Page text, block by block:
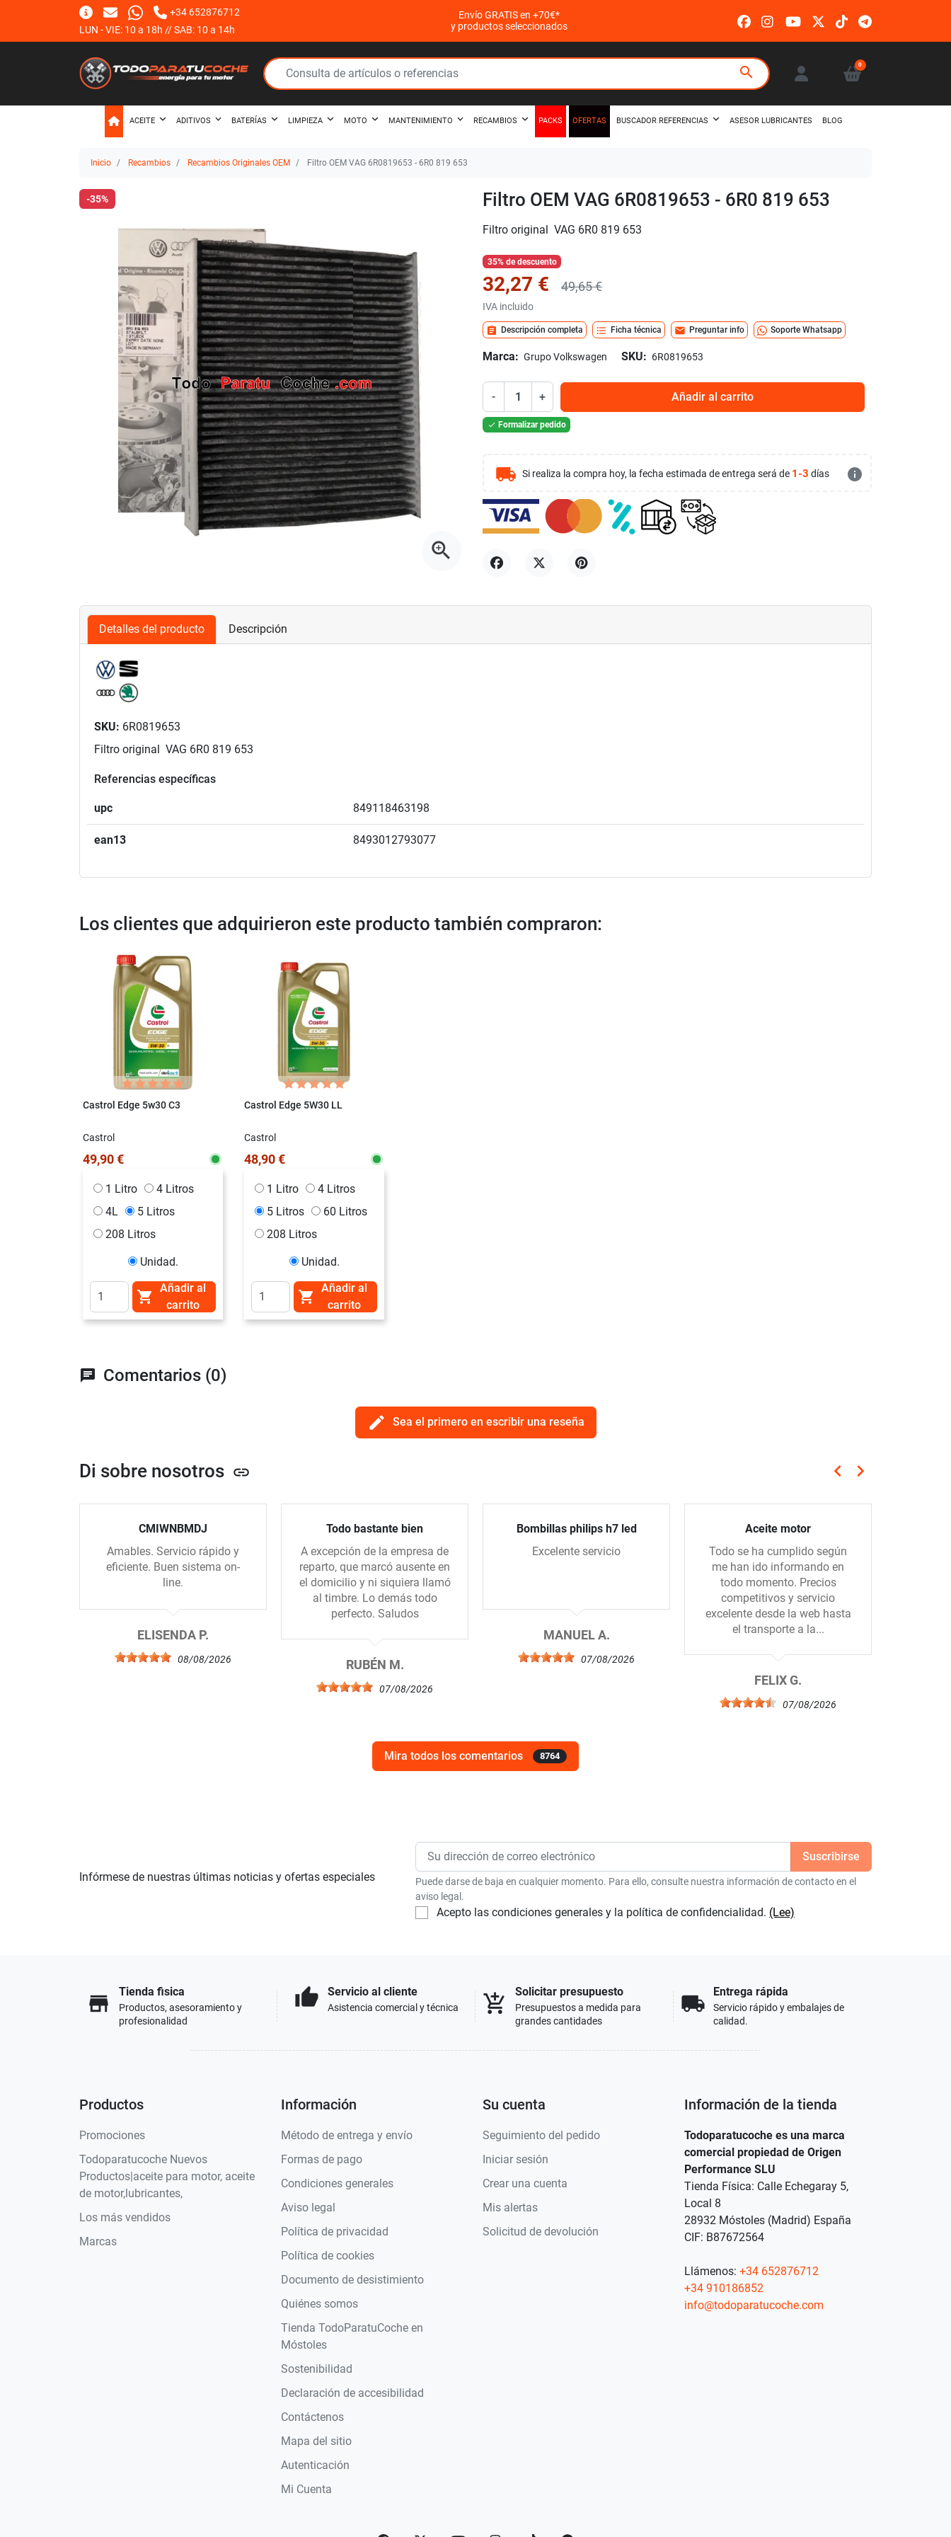
+34 652876712
LUN - VIE: 10 a 18h // SAB: 10 a 14h
Envío GRATIS en +70€*
y productos seleccionados
search 0
ACEITE ADITIVOS BATERÍAS LIMPIEZA MOTO MANTENIMIENTO RECAMBIOS PACKS OFERTAS BUSCADOR REFERENCIAS ASESOR LUBRICANTES BLOG
Inicio Recambios Recambios Originales OEM Filtro OEM VAG 6R0819653 - 6R0 819 653
-35%
zoom_in
Filtro OEM VAG 6R0819653 - 6R0 819 653
Filtro original VAG 6R0 819 653
35% de descuento
32,27 € 49,65 €
IVA incluido
assignment Descripción completa format_list_bulleted Ficha técnica mail Preguntar info Soporte Whatsapp
Marca: Grupo Volkswagen SKU: 6R0819653
- + Añadir al carrito
 Formalizar pedido
local_shipping Si realiza la compra hoy, la fecha estimada de entrega será de 1-3 días info
Detalles del producto Descripción
SKU: 6R0819653
Filtro original VAG 6R0 819 653
Referencias específicas
upc 849118463198
ean13 8493012793077
Los clientes que adquirieron este producto también compraron:
Castrol Edge 5w30 C3
Castrol
49,90 €
1 Litro
4 Litros
4L
5 Litros
208 Litros
Unidad.

Añadir al
carrito
Castrol Edge 5W30 LL
Castrol
48,90 €
1 Litro
4 Litros
5 Litros
60 Litros
208 Litros
Unidad.

Añadir al
carrito
chat Comentarios (0)
edit Sea el primero en escribir una reseña
Di sobre nosotros link Anterior
keyboard_arrow_left Siguiente
keyboard_arrow_right
CMIWNBMDJ
Amables. Servicio rápido y
eficiente. Buen sistema on-
line.
ELISENDA P.
08/08/2026
Todo bastante bien
A excepción de la empresa de
reparto, que marcó ausente en
el domicilio y ni siquiera llamó
al timbre. Lo demás todo
perfecto. Saludos
RUBÉN M.
07/08/2026
Bombillas philips h7 led
Excelente servicio
MANUEL A.
07/08/2026
Aceite motor
Todo se ha cumplido según
me han ido informando en
todo momento. Precios
competitivos y servicio
excelente desde la web hasta
el transporte a la...
FELIX G.
07/08/2026
Mira todos los comentarios 8764
Infórmese de nuestras últimas noticias y ofertas especiales
Puede darse de baja en cualquier momento. Para ello, consulte nuestra información de contacto en el
aviso legal.
Acepto las condiciones generales y la política de confidencialidad. (Lee)
store
Tienda fisica
Productos, asesoramiento y
profesionalidad
thumb_up Servicio al cliente
Asistencia comercial y técnica add_shopping_cart
Solicitar presupuesto
Presupuestos a medida para
grandes cantidades
local_shipping
Entrega rápida
Servicio rápido y embalajes de
calidad.
Productos
Promociones
Todoparatucoche Nuevos
Productos|aceite para motor, aceite
de motor,lubricantes,
Los más vendidos
Marcas
Información
Método de entrega y envío
Formas de pago
Condiciones generales
Aviso legal
Política de privacidad
Política de cookies
Documento de desistimiento
Quiénes somos
Tienda TodoParatuCoche en
Móstoles
Sostenibilidad
Declaración de accesibilidad
Contáctenos
Mapa del sitio
Autenticación
Mi Cuenta
Su cuenta
Seguimiento del pedido
Iniciar sesión
Crear una cuenta
Mis alertas
Solicitud de devolución
Información de la tienda
Todoparatucoche es una marca
comercial propiedad de Origen
Performance SLU
Tienda Física: Calle Echegaray 5,
Local 8
28932 Móstoles (Madrid) España
CIF: B87672564
Llámenos: +34 652876712
+34 910186852
info@todoparatucoche.com